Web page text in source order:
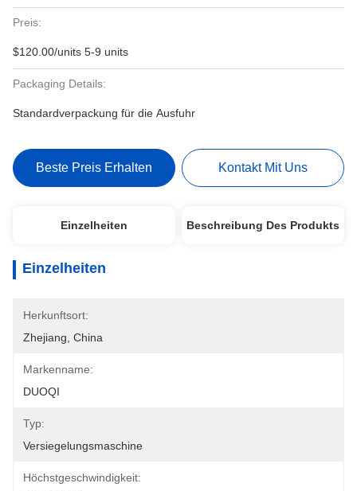
Preis:
$120.00/units 5-9 units
Packaging Details:
Standardverpackung für die Ausfuhr
Beste Preis Erhalten Kontakt Mit Uns
Einzelheiten Beschreibung Des Produkts
Einzelheiten
Herkunftsort:
Zhejiang, China
Markenname:
DUOQI
Typ:
Versiegelungsmaschine
Höchstgeschwindigkeit: